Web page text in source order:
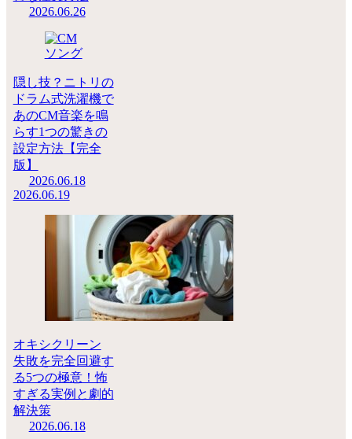
2026.06.26
隠し技？ニトリの
ドラム式洗濯機で
あのCM音楽を鳴
らす1つの驚きの
設定方法【完全
版】
2026.06.18
2026.06.19
オキシクリーン
失敗を完全回避す
る5つの極意！怖
すぎる実例と劇的
解決策
2026.06.18